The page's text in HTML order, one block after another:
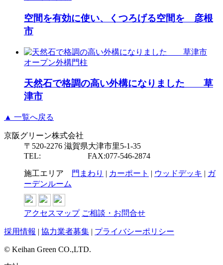
空間を有効に使い、くつろげる空間を 彦根
市
オープン外構門柱
天然石で格調の高い外構になりました 草
津市
▲ 一覧へ戻る
京阪グリーン株式会社
〒520-2276 滋賀県大津市里5-1-35
TEL:
FAX:077-546-2874
施工エリア 門まわり | カーポート | ウッドデッキ | ガ
ーデンルーム
アクセスマップ ご相談・お問合せ
採用情報 | 協力業者募集 | プライバシーポリシー
© Keihan Green CO.,LTD.